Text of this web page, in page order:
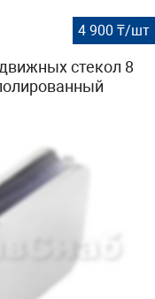
4 900 ₸/шт
стекол 8